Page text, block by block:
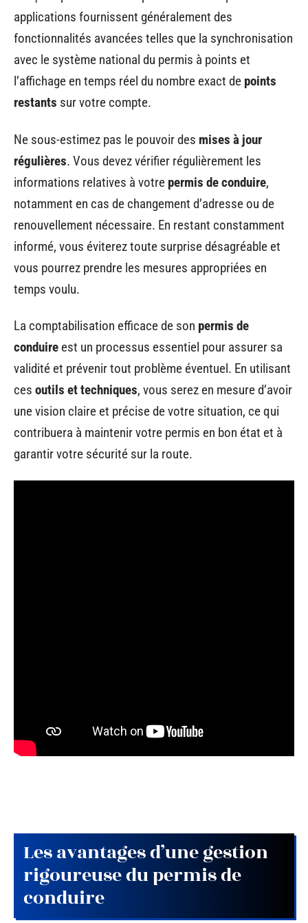
applications fournissent généralement des
fonctionnalités avancées telles que la synchronisation
avec le système national du permis à points et
l’affichage en temps réel du nombre exact de points
restants sur votre compte.
Ne sous-estimez pas le pouvoir des mises à jour
régulières. Vous devez vérifier régulièrement les
informations relatives à votre permis de conduire,
notamment en cas de changement d’adresse ou de
renouvellement nécessaire. En restant constamment
informé, vous éviterez toute surprise désagréable et
vous pourrez prendre les mesures appropriées en
temps voulu.
La comptabilisation efficace de son permis de
conduire est un processus essentiel pour assurer sa
validité et prévenir tout problème éventuel. En utilisant
ces outils et techniques, vous serez en mesure d’avoir
une vision claire et précise de votre situation, ce qui
contribuera à maintenir votre permis en bon état et à
garantir votre sécurité sur la route.
Les avantages d’une gestion
rigoureuse du permis de
conduire